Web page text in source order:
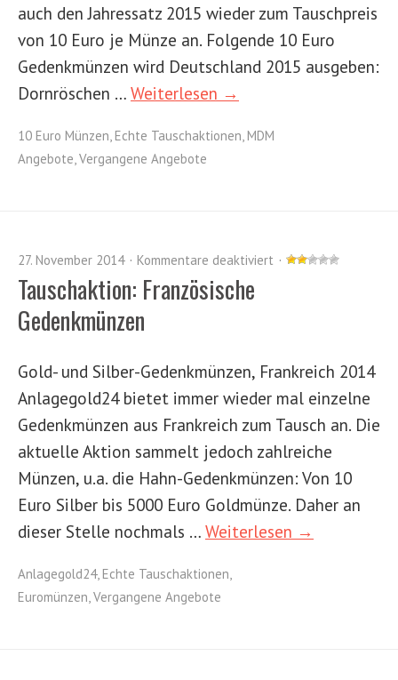
auch den Jahressatz 2015 wieder zum Tauschpreis
von 10 Euro je Münze an. Folgende 10 Euro
Gedenkmünzen wird Deutschland 2015 ausgeben:
Dornröschen … Weiterlesen →
10 Euro Münzen, Echte Tauschaktionen, MDM
Angebote,Vergangene Angebote
27. November 2014 Kommentare deaktiviert
Tauschaktion: Französische
Gedenkmünzen
Gold- und Silber-Gedenkmünzen, Frankreich 2014
Anlagegold24 bietet immer wieder mal einzelne
Gedenkmünzen aus Frankreich zum Tausch an. Die
aktuelle Aktion sammelt jedoch zahlreiche
Münzen, u.a. die Hahn-Gedenkmünzen: Von 10
Euro Silber bis 5000 Euro Goldmünze. Daher an
dieser Stelle nochmals … Weiterlesen →
Anlagegold24, Echte Tauschaktionen,
Euromünzen,Vergangene Angebote